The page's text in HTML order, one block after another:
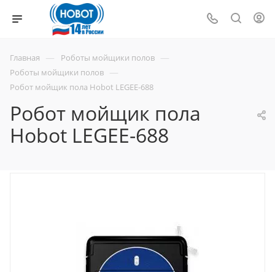
Главная — Роботы мойщики полов —
Роботы мойщики полов —
Робот мойщик пола Hobot LEGEE-688
Робот мойщик пола
Hobot LEGEE-688